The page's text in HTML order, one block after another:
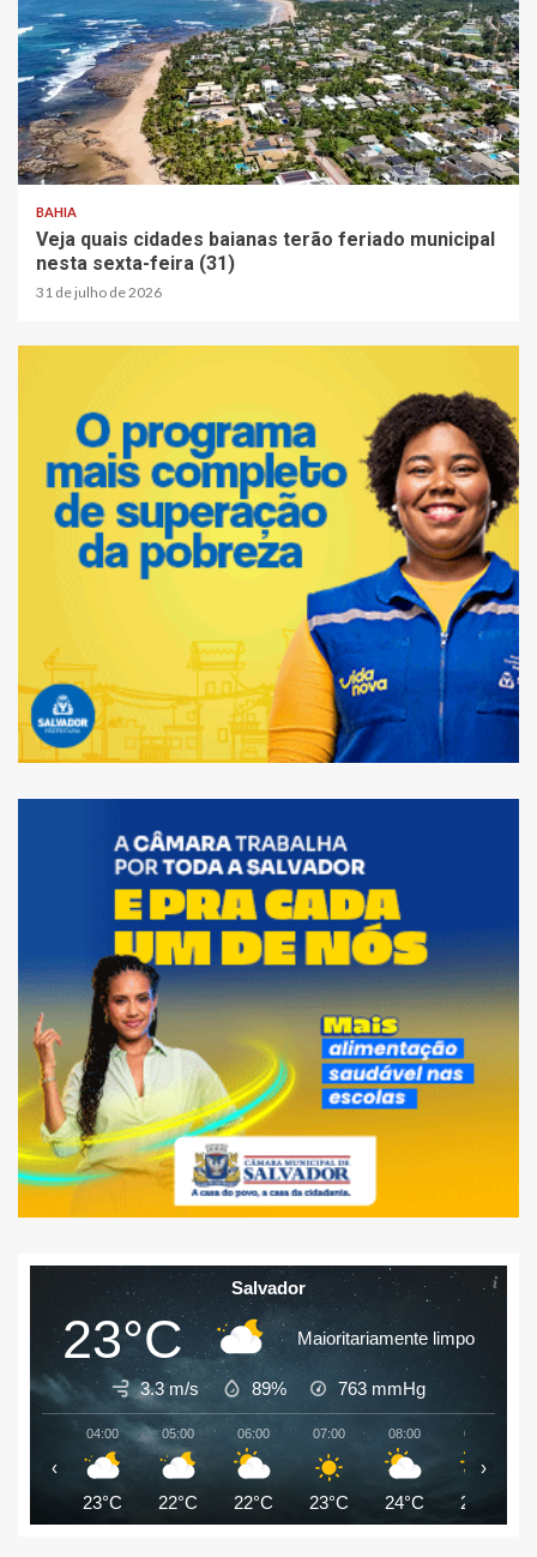
2 min read
BAHIA
Veja quais cidades baianas terão feriado municipal
nesta sexta-feira (31)
31 de julho de 2026
Salvador
23°C Maioritariamente limpo
3.3 m/s 89% 763 mmHg
04:00
23°C
05:00
22°C
06:00
22°C
07:00
23°C
08:00
24°C
09:00
25°C
‹ ›